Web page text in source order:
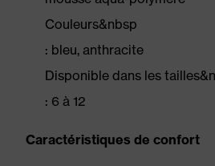
Couleurs&nbsp
: bleu, anthracite
Disponible dans les
: 6 à 12
Caractéristiques de confort